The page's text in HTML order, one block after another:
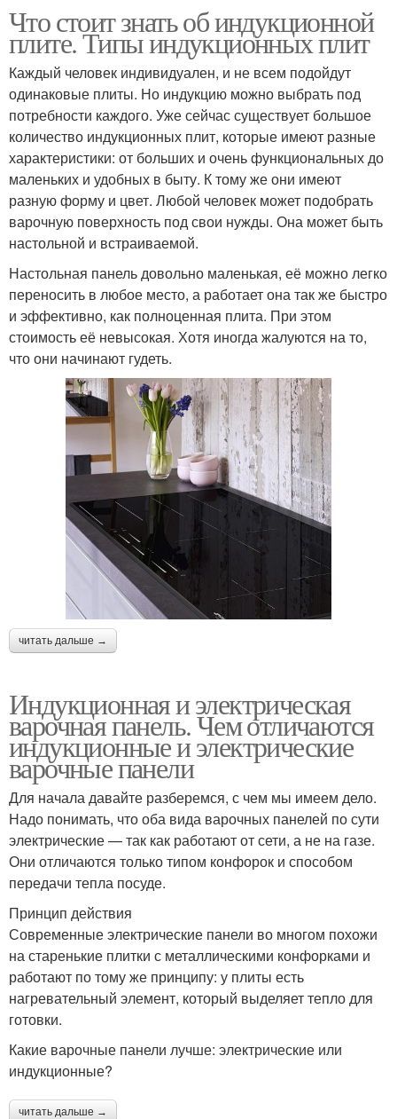
Что стоит знать об индукционной
плите. Типы индукционных плит
Каждый человек индивидуален, и не всем подойдут
одинаковые плиты. Но индукцию можно выбрать под
потребности каждого. Уже сейчас существует большое
количество индукционных плит, которые имеют разные
характеристики: от больших и очень функциональных до
маленьких и удобных в быту. К тому же они имеют
разную форму и цвет. Любой человек может подобрать
варочную поверхность под свои нужды. Она может быть
настольной и встраиваемой.
Настольная панель довольно маленькая, её можно легко
переносить в любое место, а работает она так же быстро
и эффективно, как полноценная плита. При этом
стоимость её невысокая. Хотя иногда жалуются на то,
что они начинают гудеть.
читать дальше →
Индукционная и электрическая
варочная панель. Чем отличаются
индукционные и электрические
варочные панели
Для начала давайте разберемся, с чем мы имеем дело.
Надо понимать, что оба вида варочных панелей по сути
электрические — так как работают от сети, а не на газе.
Они отличаются только типом конфорок и способом
передачи тепла посуде.
Принцип действия
Современные электрические панели во многом похожи
на старенькие плитки с металлическими конфорками и
работают по тому же принципу: у плиты есть
нагревательный элемент, который выделяет тепло для
готовки.
Какие варочные панели лучше: электрические или
индукционные?
читать дальше →